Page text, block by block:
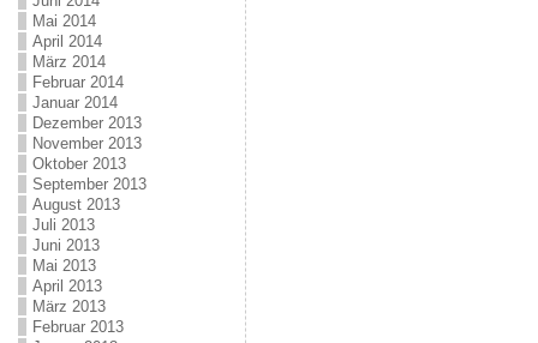
Mai 2014
April 2014
März 2014
Februar 2014
Januar 2014
Dezember 2013
November 2013
Oktober 2013
September 2013
August 2013
Juli 2013
Juni 2013
Mai 2013
April 2013
März 2013
Februar 2013